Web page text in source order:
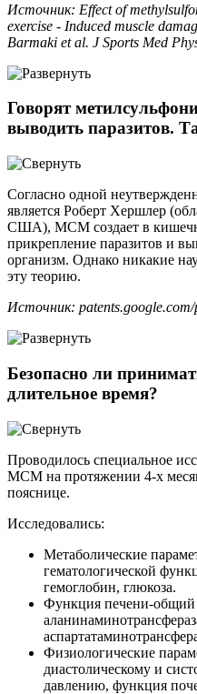
Источник: Effect of
exercise - Induced muscle
Barmaki et al. J Sports Med
Говорят
выводить паразитов.
Согласно одной
является Роберт Хершлер
США), МСМ создает в
прикрепление паразитов и
организм. Однако никакие
эту теорию.
Источник:
Безопасно ли
длительное время?
Проводилось специальное
МСМ на протяжении 4-х
пояснице.
Исследовались:
Метаболические
гематологической
гемоглобин, глюкоза.
Функция печени-общий
Физиологические
диастолическому и
давлению, функция